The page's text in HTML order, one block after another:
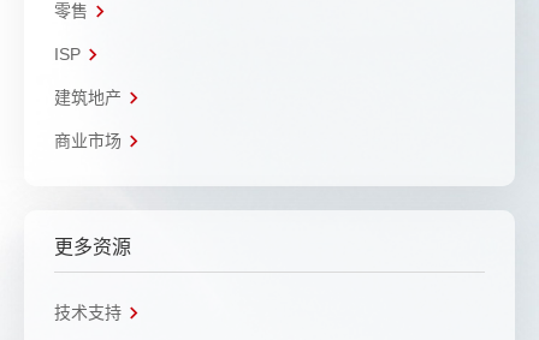
零售
ISP
建筑地产
商业市场
更多资源
技术支持